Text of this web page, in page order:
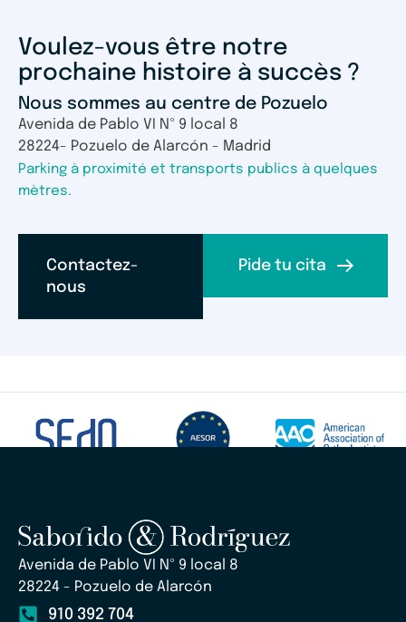
Voulez-vous être notre
prochaine histoire à succès ?
Nous sommes au centre de Pozuelo
Avenida de Pablo VI Nº 9 local 8
28224- Pozuelo de Alarcón - Madrid
Parking à proximité et transports publics à quelques
mètres.
Contactez-
nous
Pide tu cita
Avenida de Pablo VI Nº 9 local 8
28224 - Pozuelo de Alarcón
910 392 704